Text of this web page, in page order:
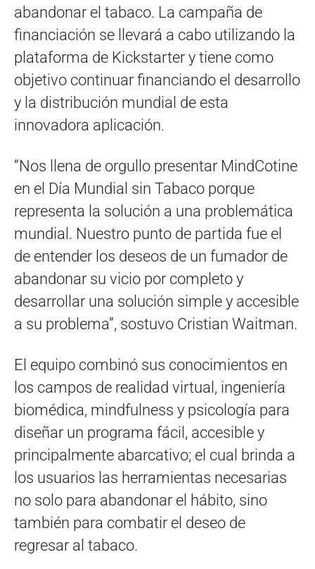
abandonar el tabaco. La campaña de
financiación se llevará a cabo utilizando la
plataforma de Kickstarter y tiene como
objetivo continuar financiando el desarrollo
y la distribución mundial de esta
innovadora aplicación.
“Nos llena de orgullo presentar MindCotine
en el Día Mundial sin Tabaco porque
representa la solución a una problemática
mundial. Nuestro punto de partida fue el
de entender los deseos de un fumador de
abandonar su vicio por completo y
desarrollar una solución simple y accesible
a su problema”, sostuvo Cristian Waitman.
El equipo combinó sus conocimientos en
los campos de realidad virtual, ingeniería
biomédica, mindfulness y psicología para
diseñar un programa fácil, accesible y
principalmente abarcativo; el cual brinda a
los usuarios las herramientas necesarias
no solo para abandonar el hábito, sino
también para combatir el deseo de
regresar al tabaco.